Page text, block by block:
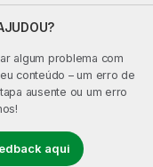
algum problema com
conteúdo – um erro de
ausente ou um erro
aqui